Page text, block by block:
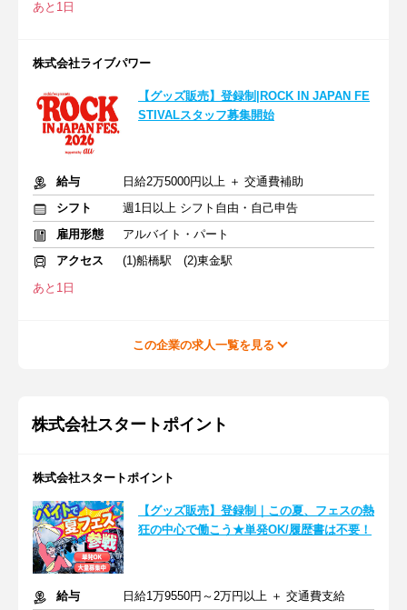
あと1日
株式会社ライブパワー
【グッズ販売】登録制|ROCK IN JAPAN FE
STIVALスタッフ募集開始
給与
日給2万5000円以上 ＋ 交通費補助
シフト
週1日以上 シフト自由・自己申告
雇用形態
アルバイト・パート
アクセス
(1)船橋駅 (2)東金駅
あと1日
この企業の求人一覧を見る
株式会社スタートポイント
株式会社スタートポイント
【グッズ販売】登録制｜この夏、フェスの熱
狂の中心で働こう★単発OK/履歴書は不要！
給与
日給1万9550円～2万円以上 ＋ 交通費支給